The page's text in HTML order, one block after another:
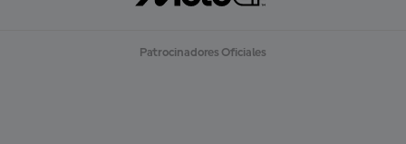
Patrocinadores Oficiales